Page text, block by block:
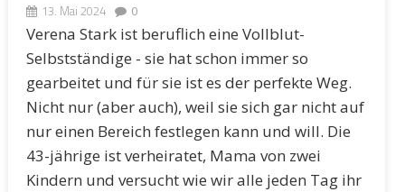
13. Mai 2024 0
Verena Stark ist beruflich eine Vollblut-
Selbstständige - sie hat schon immer so
gearbeitet und für sie ist es der perfekte Weg.
Nicht nur (aber auch), weil sie sich gar nicht auf
nur einen Bereich festlegen kann und will. Die
43-jährige ist verheiratet, Mama von zwei
Kindern und versucht wie wir alle jeden Tag ihr